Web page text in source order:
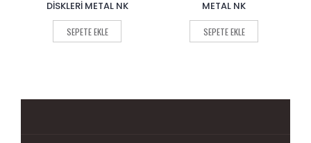
out
of
5
DİSKLERİ METAL NK
SEPETE EKLE
out
of
5
METAL NK
SEPETE EKLE